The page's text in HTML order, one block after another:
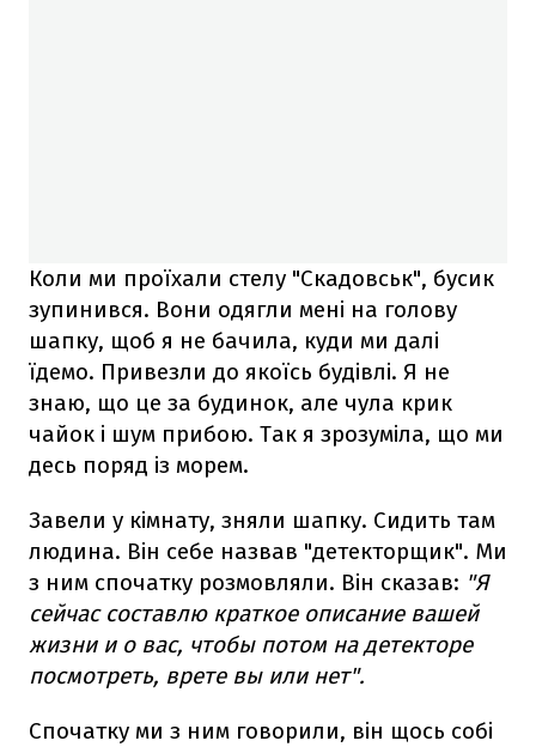
Коли ми проїхали стелу "Скадовськ", бусик
зупинився. Вони одягли мені на голову
шапку, щоб я не бачила, куди ми далі
їдемо. Привезли до якоїсь будівлі. Я не
знаю, що це за будинок, але чула крик
чайок і шум прибою. Так я зрозуміла, що ми
десь поряд із морем.
Завели у кімнату, зняли шапку. Сидить там
людина. Він себе назвав "детекторщик". Ми
з ним спочатку розмовляли. Він сказав: "Я
сейчас составлю краткое описание вашей
жизни и о вас, чтобы потом на детекторе
посмотреть, врете вы или нет".
Спочатку ми з ним говорили, він щось собі